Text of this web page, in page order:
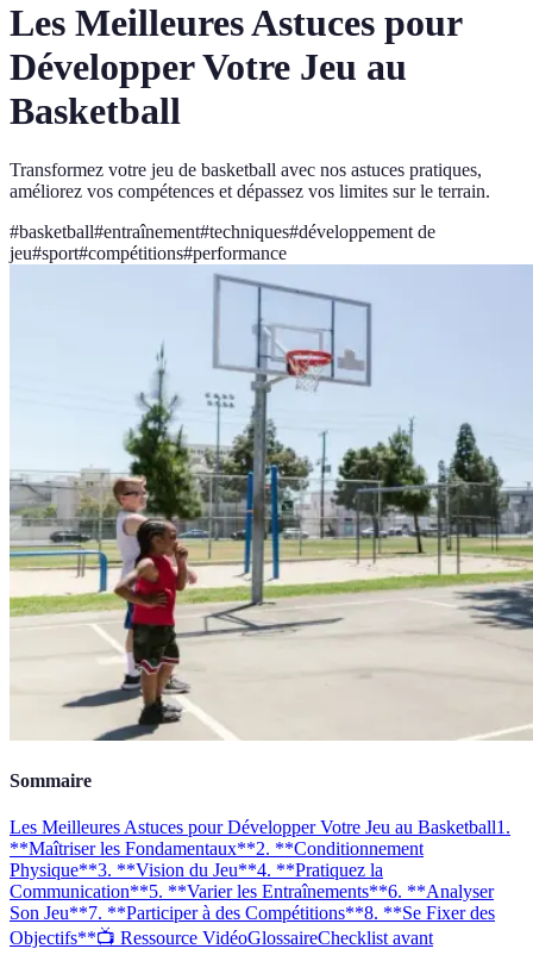
Les Meilleures Astuces pour
Développer Votre Jeu au
Basketball
Transformez votre jeu de basketball avec nos astuces pratiques,
améliorez vos compétences et dépassez vos limites sur le terrain.
#basketball#entraînement#techniques#développement de
jeu#sport#compétitions#performance
Sommaire
Les Meilleures Astuces pour Développer Votre Jeu au Basketball1.
**Maîtriser les Fondamentaux**2. **Conditionnement
Physique**3. **Vision du Jeu**4. **Pratiquez la
Communication**5. **Varier les Entraînements**6. **Analyser
Son Jeu**7. **Participer à des Compétitions**8. **Se Fixer des
Objectifs**📺 Ressource VidéoGlossaireChecklist avant